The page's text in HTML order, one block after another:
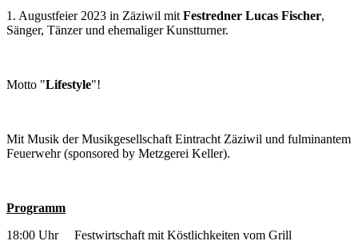
1. Augustfeier 2023 in Zäziwil mit Festredner Lucas Fischer,
Sänger, Tänzer und ehemaliger Kunstturner.
Motto "Lifestyle"!
Mit Musik der Musikgesellschaft Eintracht Zäziwil und fulminantem
Feuerwehr (sponsored by Metzgerei Keller).
Programm
18:00 Uhr Festwirtschaft mit Köstlichkeiten vom Grill